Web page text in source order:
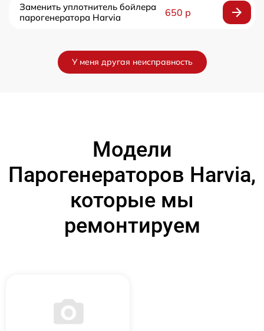
Заменить уплотнитель бойлера
парогенератора Harvia
650 р
У меня другая неисправность
Модели
Парогенераторов Harvia,
которые мы
ремонтируем